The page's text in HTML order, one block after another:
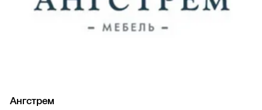
Ангстрем